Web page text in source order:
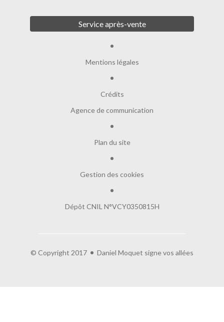
Service après-vente
Mentions légales
Crédits
Agence de communication
Plan du site
Gestion des cookies
Dépôt CNIL N°VCY0350815H
© Copyright 2017 Daniel Moquet signe vos allées